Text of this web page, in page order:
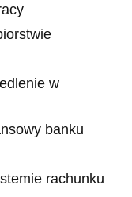
w
banku
rachunku